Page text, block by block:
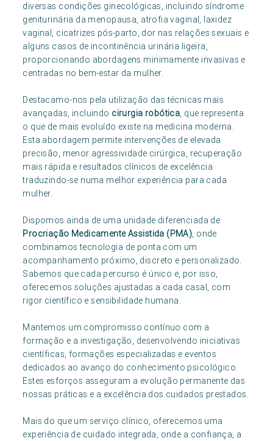
diversas condições ginecológicas, incluindo síndrome
geniturinária da menopausa, atrofia vaginal, laxidez
vaginal, cicatrizes pós-parto, dor nas relações sexuais e
alguns casos de incontinência urinária ligeira,
proporcionando abordagens minimamente invasivas e
centradas no bem-estar da mulher.
Destacamo-nos pela utilização das técnicas mais
avançadas, incluindo cirurgia robótica, que representa
o que de mais evoluído existe na medicina moderna.
Esta abordagem permite intervenções de elevada
precisão, menor agressividade cirúrgica, recuperação
mais rápida e resultados clínicos de excelência
traduzindo-se numa melhor experiência para cada
mulher.
Dispomos ainda de uma unidade diferenciada de
Procriação Medicamente Assistida (PMA), onde
combinamos tecnologia de ponta com um
acompanhamento próximo, discreto e personalizado.
Sabemos que cada percurso é único e, por isso,
oferecemos soluções ajustadas a cada casal, com
rigor científico e sensibilidade humana.
Mantemos um compromisso contínuo com a
formação e a investigação, desenvolvendo iniciativas
científicas, formações especializadas e eventos
dedicados ao avanço do conhecimento psicológico.
Estes esforços asseguram a evolução permanente das
nossas práticas e a excelência dos cuidados prestados.
Mais do que um serviço clínico, oferecemos uma
experiência de cuidado integrada, onde a confiança, a